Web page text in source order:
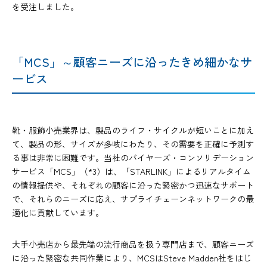
を受注しました。
「MCS」～顧客ニーズに沿ったきめ細かなサ
ービス
靴・服飾小売業界は、製品のライフ・サイクルが短いことに加え
て、製品の形、サイズが多岐にわたり、その需要を正確に予測す
る事は非常に困難です。当社のバイヤーズ・コンソリデーション
サービス「MCS」（*3）は、「STARLINK」によるリアルタイム
の情報提供や、それぞれの顧客に沿った緊密かつ迅速なサポート
で、それらのニーズに応え、サプライチェーンネットワークの最
適化に貢献しています。
大手小売店から最先端の流行商品を扱う専門店まで、顧客ニーズ
に沿った緊密な共同作業により、MCSはSteve Madden社をはじ